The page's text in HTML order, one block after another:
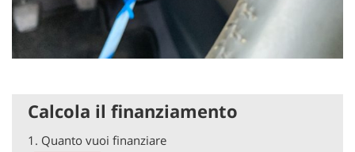
Calcola il finanziamento
1. Quanto vuoi finanziare